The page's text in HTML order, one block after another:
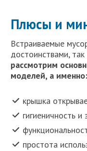
Плюсы и
Встраиваемые
достоинствами,
рассмотрим
моделей, а именно:
крышка
гигиеничность
простота